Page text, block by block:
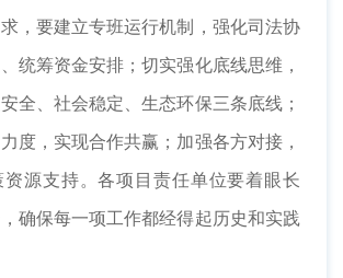
要建立专班运行机制，强化司法协
统筹资金安排；切实强化底线思维，
全、社会稳定、生态环保三条底线；
度，实现合作共赢；加强各方对接，
源支持。各项目责任单位要着眼长
确保每一项工作都经得起历史和实践